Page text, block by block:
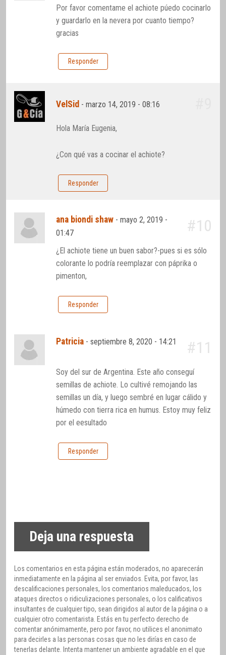
Por favor comentame el achiote púedo cocinarlo
y guardarlo en la nevera por cuanto tiempo?
gracias
Responder
VelSid -marzo 14, 2019 - 08:16
Hola María Eugenia,
¿Con qué vas a cocinar el achiote?
Responder
ana biondi shaw -mayo 2, 2019 -
01:47
#10
¿El achiote tiene un buen sabor?-pues si es sólo
colorante lo podría reemplazar con páprika o
pimenton,
Responder
Patricia -septiembre 8, 2020 - 14:21 #11
Soy del sur de Argentina. Este año conseguí
semillas de achiote. Lo cultivé remojando las
semillas un día, y luego sembré en lugar cálido y
húmedo con tierra rica en humus. Estoy muy feliz
por el eesultado
Responder
Deja una respuesta
Los comentarios en esta página están moderados, no aparecerán
inmediatamente en la página al ser enviados. Evita, por favor, las
descalificaciones personales, los comentarios maleducados, los
ataques directos o ridiculizaciones personales, o los calificativos
insultantes de cualquier tipo, sean dirigidos al autor de la página o a
cualquier otro comentarista. Estás en tu perfecto derecho de
comentar anónimamente, pero por favor, no utilices el anonimato
para decirles a las personas cosas que no les dirías en caso de
tenerlas delante. Intenta mantener un ambiente agradable en el que